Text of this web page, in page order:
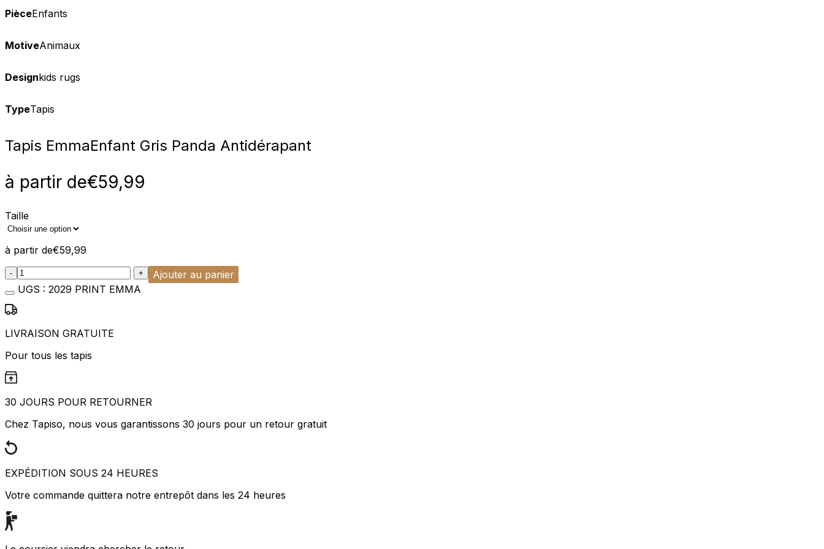
PièceEnfants
MotiveAnimaux
Designkids rugs
TypeTapis
Tapis EmmaEnfant Gris Panda Antidérapant
à partir de€59,99
Taille
à partir de€59,99
:product_name quantity
- +
Ajouter au panier
UGS : 2029 PRINT EMMA
LIVRAISON GRATUITE
Pour tous les tapis
30 JOURS POUR RETOURNER
Chez Tapiso, nous vous garantissons 30 jours pour un retour gratuit
EXPÉDITION SOUS 24 HEURES
Votre commande quittera notre entrepôt dans les 24 heures